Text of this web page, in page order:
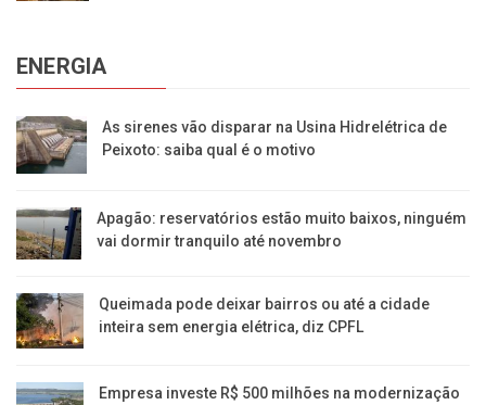
ENERGIA
As sirenes vão disparar na Usina Hidrelétrica de
Peixoto: saiba qual é o motivo
Apagão: reservatórios estão muito baixos, ninguém
vai dormir tranquilo até novembro
Queimada pode deixar bairros ou até a cidade
inteira sem energia elétrica, diz CPFL
Empresa investe R$ 500 milhões na modernização